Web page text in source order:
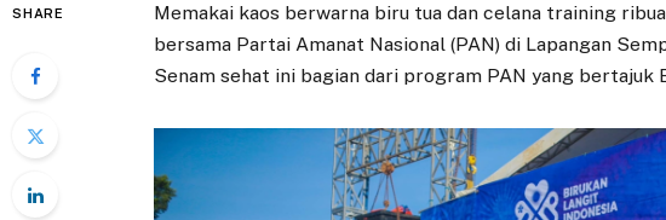
SHARE
Memakai kaos berwarna biru tua dan celana training
bersama Partai Amanat Nasional (PAN) di Lapangan
Senam sehat ini bagian dari program PAN yang bertajuk